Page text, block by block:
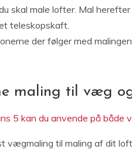
skal male lofter. Mal
teleskopskaft.
der følger med
maling til væg
5 kan du anvende på både
vægmaling til maling af dit